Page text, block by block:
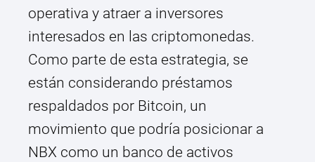
operativa y atraer a inversores
interesados en las criptomonedas.
Como parte de esta estrategia, se
están considerando préstamos
respaldados por Bitcoin, un
movimiento que podría posicionar a
NBX como un banco de activos